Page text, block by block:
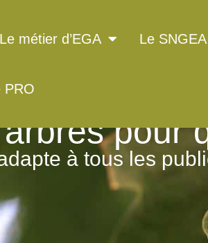
Le métier d’EGA Le SNGEA
PRO
pour
à tous les